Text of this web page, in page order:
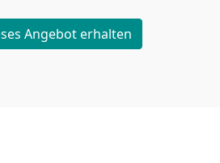
Angebot erhalten